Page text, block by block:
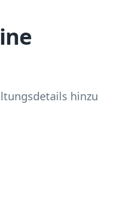
hinzu